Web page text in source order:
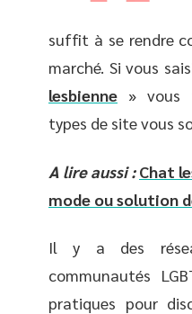
suffit à se rendre
marché. Si vous
lesbienne » vous
types de site vous
A lire aussi : Chat
mode ou solution
Il y a des
communautés
pratiques pour